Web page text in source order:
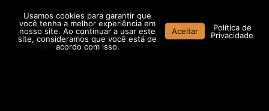
conteúdo
AR MX
Usamos cookies para garantir que
você tenha a melhor experiência em
nosso site. Ao continuar a usar este
site, consideramos que você está de
acordo com isso.
Aceitar
Política de
Privacidade